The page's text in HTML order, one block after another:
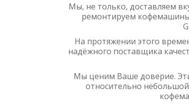
Мы, не только, доставляем
ремонтируем
На протяжении этого
надёжного поставщика
Мы ценим Ваше доверие.
относительно